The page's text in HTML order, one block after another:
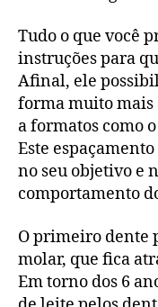
Tudo o que você
instruções para
Afinal, ele
forma muito mais
a formatos como
Este
no seu objetivo e
comportamento
O primeiro dente
molar, que fica
Em torno dos 6